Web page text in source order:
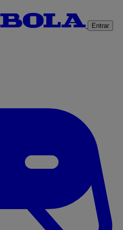
Entrar